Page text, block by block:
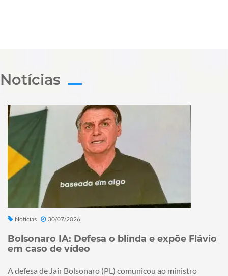
Notícias
Notícias 30/07/2026
Bolsonaro IA: Defesa o blinda e expõe Flávio
em caso de vídeo
A defesa de Jair Bolsonaro (PL) comunicou ao ministro